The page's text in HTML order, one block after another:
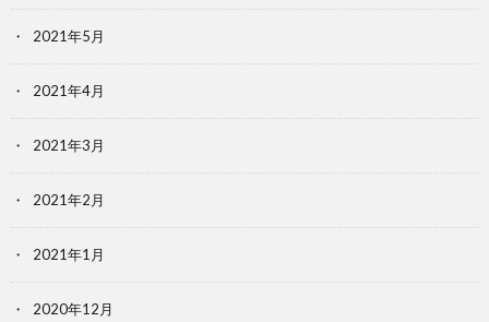
2021年5月
2021年4月
2021年3月
2021年2月
2021年1月
2020年12月